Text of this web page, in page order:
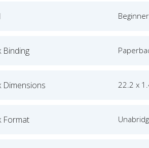
Beginner
Binding
Dimensions 22.2 x
Format